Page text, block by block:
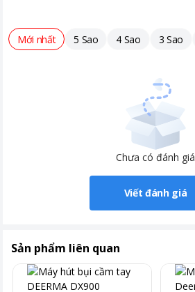
Mới nhất 5 Sao 4 Sao 3 Sao
Chưa có đánh giá
Viết đánh giá
Sản phẩm liên quan